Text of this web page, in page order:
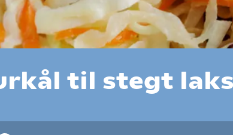
til stegt laks